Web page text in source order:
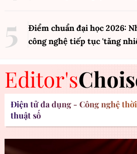
Điểm chuẩn đại học 2026:
công nghệ tiếp tục 'tăng
Editor's
Điện tử đa dụng - Công nghệ
thuật số